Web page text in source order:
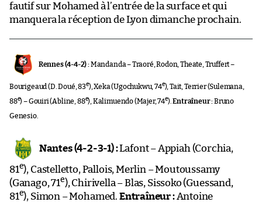
fautif sur Mohamed à l’entrée de la surface et qui
manquera la réception de Lyon dimanche prochain.
Rennes (4-4-2) :Mandanda – Traoré, Rodon, Theate, Truffert –
Bourigeaud (D. Doué, 83e), Xeka (Ugochukwu, 74e), Tait, Terrier (Sulemana,
88e) – Gouiri (Abline, 88e), Kalimuendo (Majer, 74e).Entraîneur :Bruno
Genesio.
Nantes (4-2-3-1) :Lafont – Appiah (Corchia,
81e), Castelletto, Pallois, Merlin – Moutoussamy
(Ganago, 71e), Chirivella – Blas, Sissoko (Guessand,
81e), Simon – Mohamed. Entraîneur :Antoine